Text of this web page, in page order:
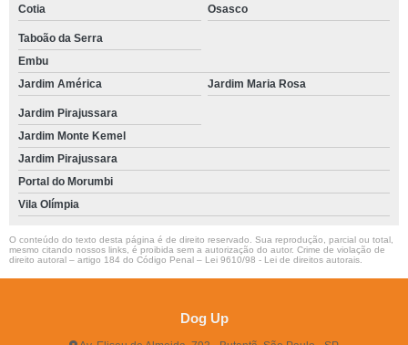
Cotia Osasco
Taboão da Serra
Embu
Jardim América
Jardim Maria Rosa
Jardim Pirajussara
Jardim Monte Kemel
Jardim Pirajussara
Portal do Morumbi
Vila Olímpia
O conteúdo do texto desta página é de direito reservado. Sua reprodução, parcial ou total,
mesmo citando nossos links, é proibida sem a autorização do autor. Crime de violação de
direito autoral – artigo 184 do Código Penal – Lei 9610/98 - Lei de direitos autorais.
Dog Up